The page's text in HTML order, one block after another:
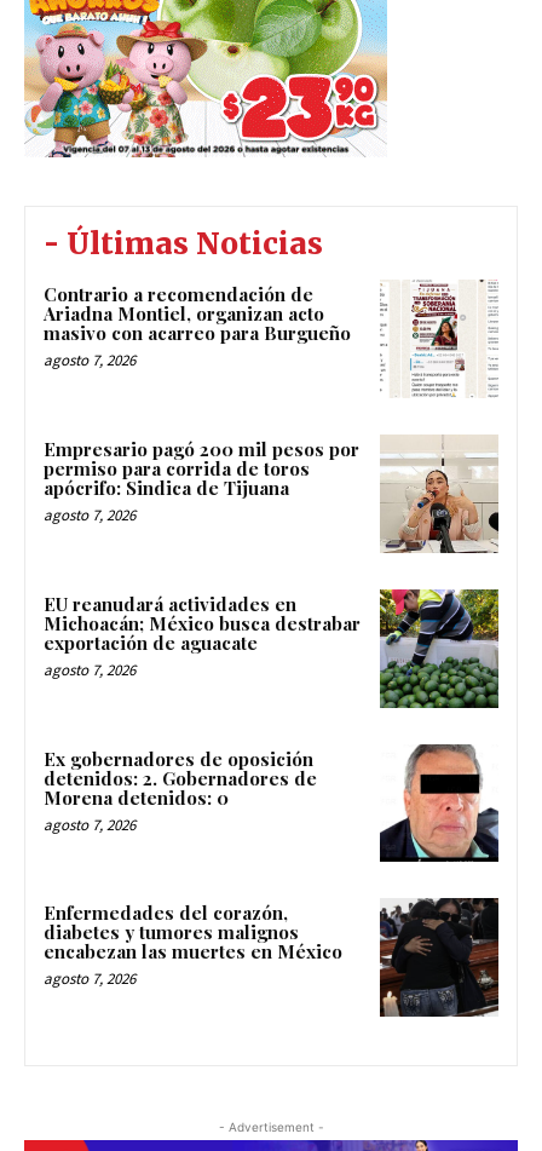
- Últimas Noticias
Contrario a recomendación de
Ariadna Montiel, organizan acto
masivo con acarreo para Burgueño
agosto 7, 2026
Empresario pagó 200 mil pesos por
permiso para corrida de toros
apócrifo: Sindica de Tijuana
agosto 7, 2026
EU reanudará actividades en
Michoacán; México busca destrabar
exportación de aguacate
agosto 7, 2026
Ex gobernadores de oposición
detenidos: 2. Gobernadores de
Morena detenidos: 0
agosto 7, 2026
Enfermedades del corazón,
diabetes y tumores malignos
encabezan las muertes en México
agosto 7, 2026
- Advertisement -